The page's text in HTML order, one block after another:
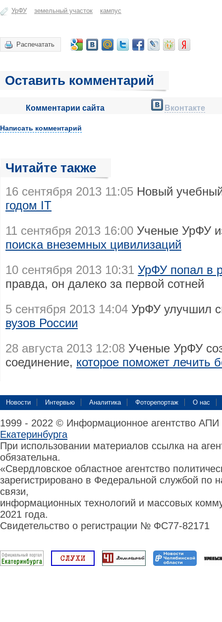
УрФУ земельный участок кампус
Распечатать
Оставить комментарий
Комментарии сайта Вконтакте
Написать комментарий
Читайте также
16 сентября 2013 11:05 Новый
годом IT
11 сентября 2013 16:00 Ученые УрФУ
поиска внеземных цивилизаций
10 сентября 2013 10:31 УрФУ попал в
правда, он далеко за первой сотней
5 сентября 2013 14:04 УрФУ улучшил
вузов России
28 августа 2013 12:08 Ученые УрФУ
соединение, которое поможет лечить
Новости Интервью Аналитика Фоторепортаж О нас
1999 - 2022 © Информационное агентство
Екатеринбурга
При использовании материалов ссылка на
обязательна.
«Свердловское областное агентство
зарегистрировано в Федеральной службой по
связи,
информационных технологий и массовых
2021 года.
Свидетельство о регистрации № ФС77-82171